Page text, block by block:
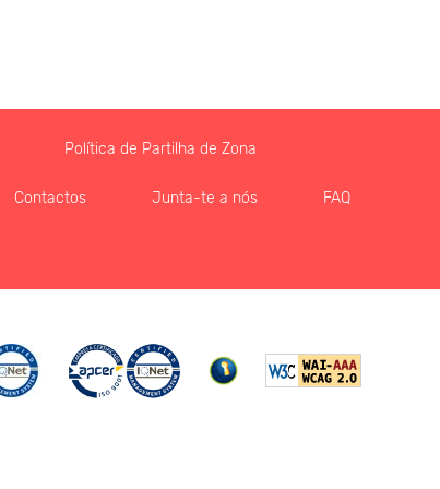
Política de Partilha de Zona
Contactos Junta-te a nós FAQ